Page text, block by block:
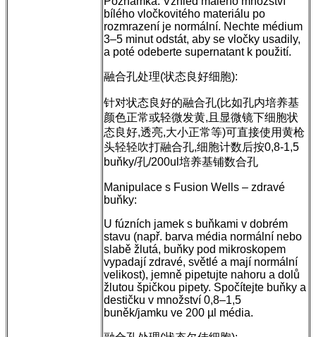
bílého vločkovitého materiálu po
rozmrazení je normální. Nechte médium
3–5 minut odstát, aby se vločky usadily,
a poté odeberte supernatant k použití.
融合孔处理(状态良好细胞):
针对状态良好的融合孔(比如孔内培养基
颜色正常或轻微发黄,且显微镜下细胞状
态良好,透亮,大小正常等)可直接使用黄枪
头轻轻吹打融合孔,细胞计数后按0,8-1,5
buňky/孔/200ul培养基铺数合孔
Manipulace s Fusion Wells – zdravé
buňky:
U fúzních jamek s buňkami v dobrém
stavu (např. barva média normální nebo
slabě žlutá, buňky pod mikroskopem
vypadají zdravé, světlé a mají normální
velikost), jemně pipetujte nahoru a dolů
žlutou špičkou pipety. Spočítejte buňky a
destičku v množství 0,8–1,5
buněk/jamku ve 200 µl média.